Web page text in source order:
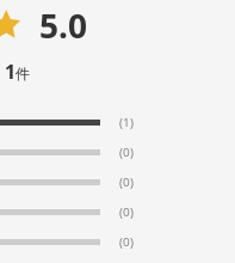
5.0
1件
(1)
(0)
(0)
(0)
(0)